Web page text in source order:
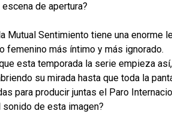
de apertura?
Mutual Sentimiento tiene una enorme
femenino más íntimo y más ignorado.
esta temporada la serie empieza
su mirada hasta que toda la
para producir juntas el Paro
sonido de esta imagen?